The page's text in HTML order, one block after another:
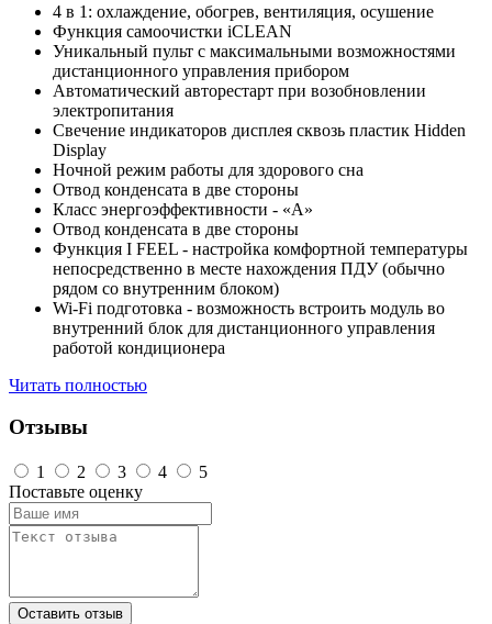
4 в 1: охлаждение, обогрев, вентиляция, осушение
Функция самоочистки iCLEAN
Уникальный пульт с максимальными возможностями
дистанционного управления прибором
Автоматический авторестарт при возобновлении
электропитания
Свечение индикаторов дисплея сквозь пластик Hidden
Display
Ночной режим работы для здорового сна
Отвод конденсата в две стороны
Класс энергоэффективности - «A»
Отвод конденсата в две стороны
Функция I FEEL - настройка комфортной температуры
непосредственно в месте нахождения ПДУ (обычно
рядом со внутренним блоком)
Wi-Fi подготовка - возможность встроить модуль во
внутренний блок для дистанционного управления
работой кондиционера
Читать полностью
Отзывы
1 2 3 4
5
Поставьте оценку
Оставить отзыв